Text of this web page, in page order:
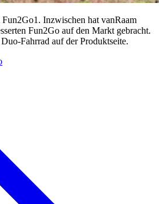
Inzwischen hat vanRaam
Fun2Go auf den Markt gebracht.
Fahrrad auf der Produktseite.